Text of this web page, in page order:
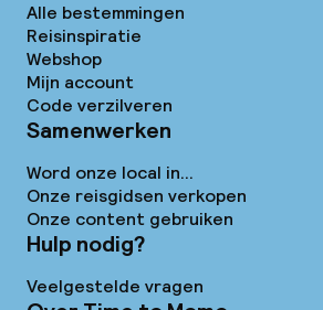
Alle bestemmingen
Reisinspiratie
Webshop
Mijn account
Code verzilveren
Samenwerken
Word onze local in...
Onze reisgidsen verkopen
Onze content gebruiken
Hulp nodig?
Veelgestelde vragen